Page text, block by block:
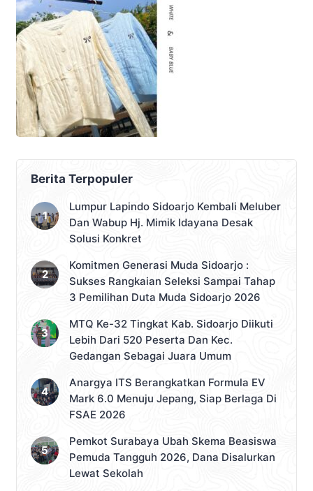
Berita Terpopuler
Lumpur Lapindo Sidoarjo Kembali Meluber
Dan Wabup Hj. Mimik Idayana Desak
Solusi Konkret
Komitmen Generasi Muda Sidoarjo :
Sukses Rangkaian Seleksi Sampai Tahap
3 Pemilihan Duta Muda Sidoarjo 2026
MTQ Ke-32 Tingkat Kab. Sidoarjo Diikuti
Lebih Dari 520 Peserta Dan Kec.
Gedangan Sebagai Juara Umum
Anargya ITS Berangkatkan Formula EV
Mark 6.0 Menuju Jepang, Siap Berlaga Di
FSAE 2026
Pemkot Surabaya Ubah Skema Beasiswa
Pemuda Tangguh 2026, Dana Disalurkan
Lewat Sekolah